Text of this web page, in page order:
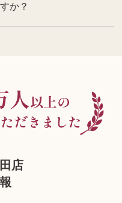
か？
店